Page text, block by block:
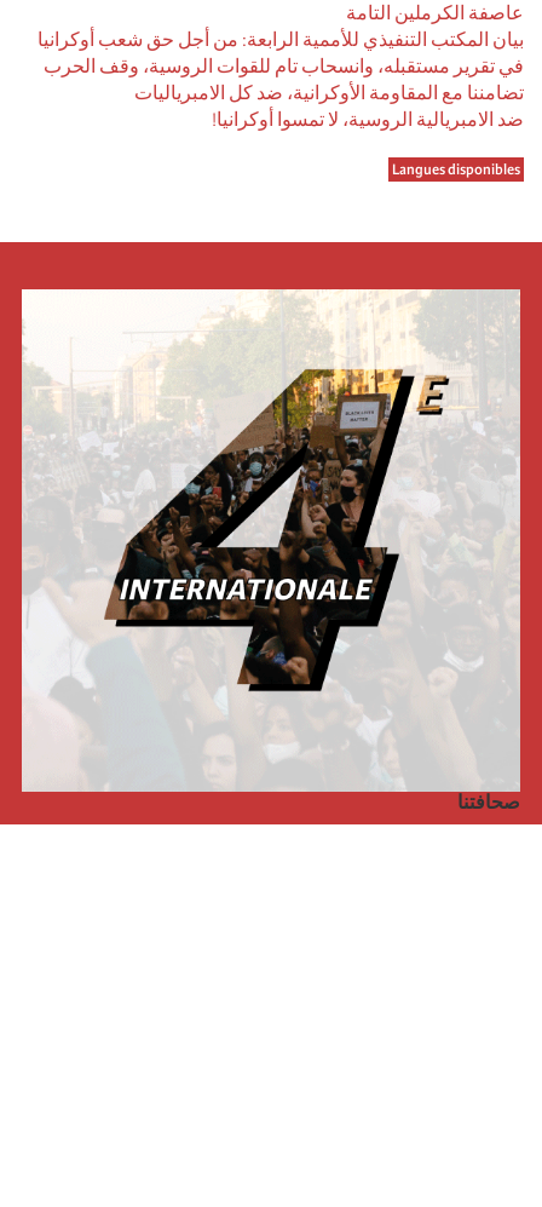
عاصفة الكرملين التامة
بيان المكتب التنفيذي للأممية الرابعة: من أجل حق شعب أوكرانيا
في تقرير مستقبله، وانسحاب تام للقوات الروسية، وقف الحرب
تضامننا مع المقاومة الأوكرانية، ضد كل الامبرياليات
ضد الامبريالية الروسية، لا تمسوا أوكرانيا!
Langues disponibles
صحافتنا